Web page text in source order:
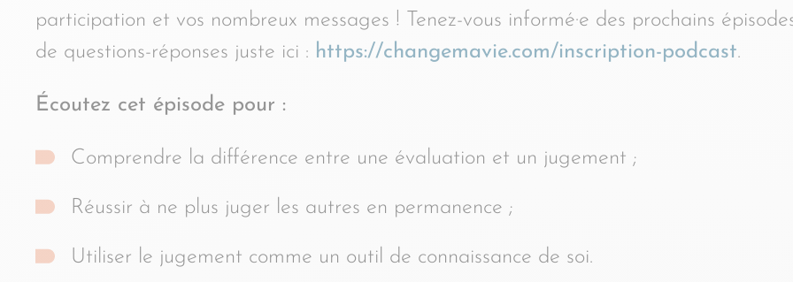
participation et vos nombreux messages ! Tenez-vous informé·e des prochains
de questions-réponses juste ici : https://changemavie.com/inscription-podcast.
Écoutez cet épisode pour :
Comprendre la différence entre une évaluation et un jugement ;
Réussir à ne plus juger les autres en permanence ;
Utiliser le jugement comme un outil de connaissance de soi.